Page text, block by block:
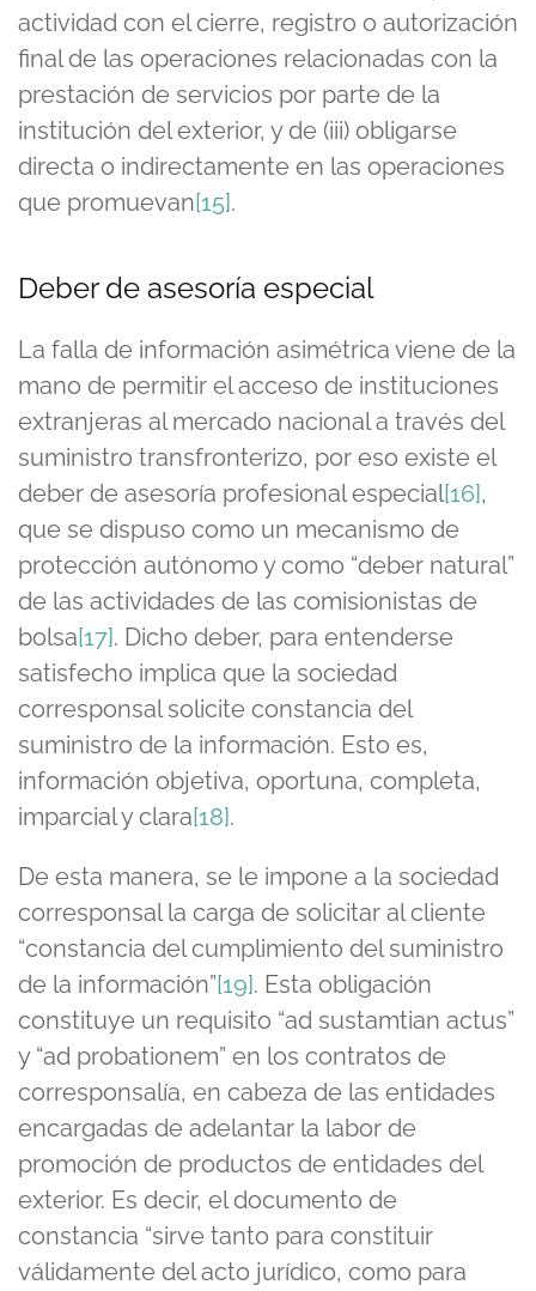
actividad con el cierre, registro o autorización
final de las operaciones relacionadas con la
prestación de servicios por parte de la
institución del exterior, y de (iii) obligarse
directa o indirectamente en las operaciones
que promuevan[15].
Deber de asesoría especial
La falla de información asimétrica viene de la
mano de permitir el acceso de instituciones
extranjeras al mercado nacional a través del
suministro transfronterizo, por eso existe el
deber de asesoría profesional especial[16],
que se dispuso como un mecanismo de
protección autónomo y como “deber natural”
de las actividades de las comisionistas de
bolsa[17]. Dicho deber, para entenderse
satisfecho implica que la sociedad
corresponsal solicite constancia del
suministro de la información. Esto es,
información objetiva, oportuna, completa,
imparcial y clara[18].
De esta manera, se le impone a la sociedad
corresponsal la carga de solicitar al cliente
“constancia del cumplimiento del suministro
de la información”[19]. Esta obligación
constituye un requisito “ad sustamtian actus”
y “ad probationem” en los contratos de
corresponsalía, en cabeza de las entidades
encargadas de adelantar la labor de
promoción de productos de entidades del
exterior. Es decir, el documento de
constancia “sirve tanto para constituir
válidamente del acto jurídico, como para